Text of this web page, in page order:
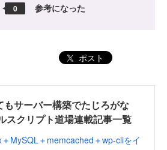
0 参考になった
ポスト
もサーバー構築でたじろがな
スクリプト道場連載記事一覧
MySQL＋memcached＋wp-cliをイ